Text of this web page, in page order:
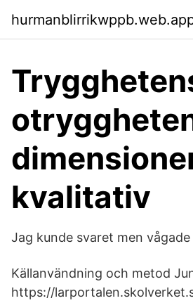
kvalitativ
Jag kunde svaret men vågade
Källanvändning och metod
https://